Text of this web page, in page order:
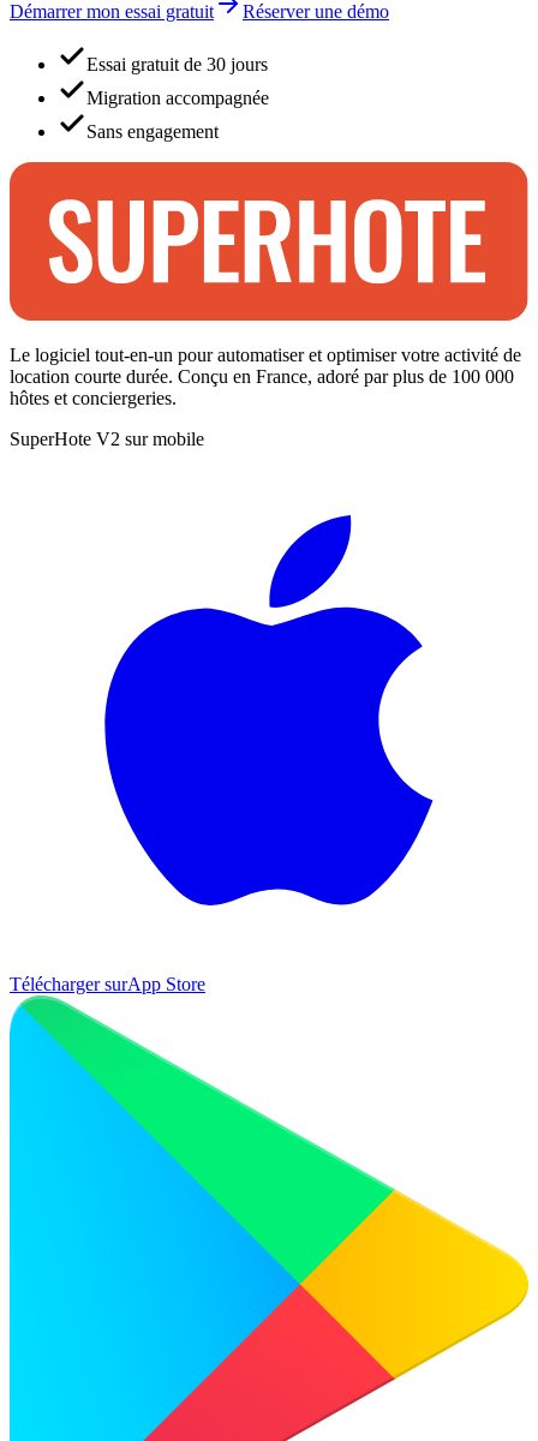
Démarrer mon essai gratuit Réserver une démo
Essai gratuit de 30 jours
Migration accompagnée
Sans engagement
Le logiciel tout-en-un pour automatiser et optimiser votre activité de
location courte durée. Conçu en France, adoré par plus de 100 000
hôtes et conciergeries.
SuperHote V2 sur mobile
Télécharger surApp Store